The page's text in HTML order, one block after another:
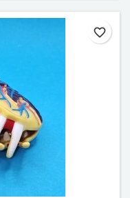
favorite_border